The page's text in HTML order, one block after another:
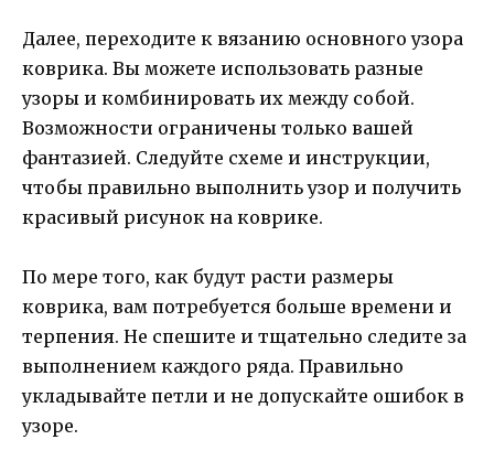
Далее, переходите к вязанию основного узора
коврика. Вы можете использовать разные
узоры и комбинировать их между собой.
Возможности ограничены только вашей
фантазией. Следуйте схеме и инструкции,
чтобы правильно выполнить узор и получить
красивый рисунок на коврике.
По мере того, как будут расти размеры
коврика, вам потребуется больше времени и
терпения. Не спешите и тщательно следите за
выполнением каждого ряда. Правильно
укладывайте петли и не допускайте ошибок в
узоре.